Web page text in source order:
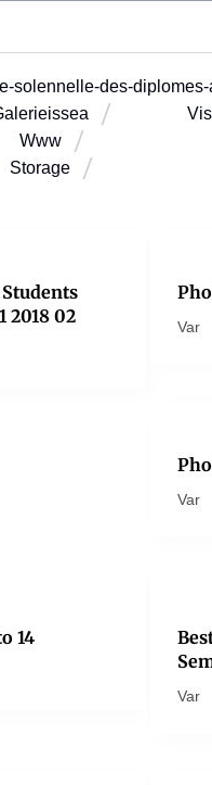
solennelle-des-
Www
Storage
2018 02
Var
Var
14
Var